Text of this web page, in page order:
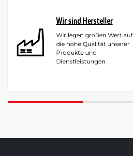
Wir sind Hersteller
Wir legen großen Wert auf
die hohe Qualität unserer
Produkte und
Dienstleistungen.